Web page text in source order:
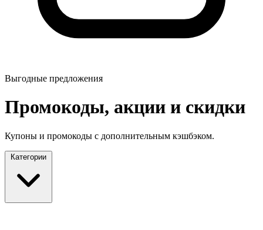
Выгодные предложения
Промокоды, акции и скидки
Купоны и промокоды с дополнительным кэшбэком.
Категории